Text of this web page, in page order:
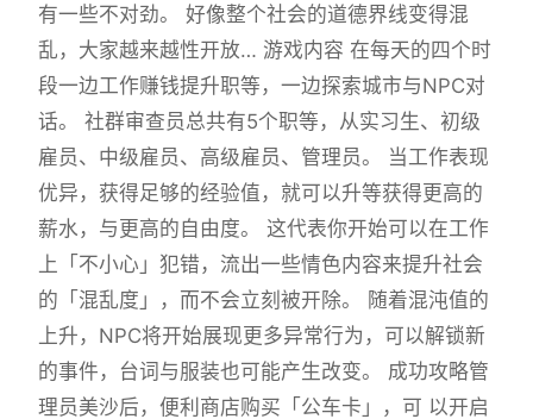
有一些不对劲。 好像整个社会的道德界线变得混
乱，大家越来越性开放… 游戏内容 在每天的四个时
段一边工作赚钱提升职等，一边探索城市与NPC对
话。 社群审查员总共有5个职等，从实习生、初级
雇员、中级雇员、高级雇员、管理员。 当工作表现
优异，获得足够的经验值，就可以升等获得更高的
薪水，与更高的自由度。 这代表你开始可以在工作
上「不小心」犯错，流出一些情色内容来提升社会
的「混乱度」，而不会立刻被开除。 随着混沌值的
上升，NPC将开始展现更多异常行为，可以解锁新
的事件，台词与服装也可能产生改变。 成功攻略管
理员美沙后，便利商店购买「公车卡」，可 以开启